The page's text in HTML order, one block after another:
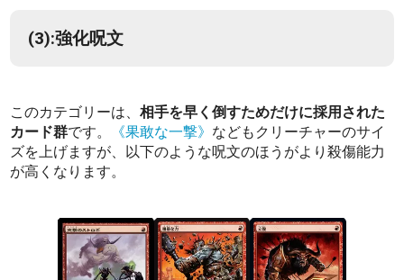
(3):強化呪文
このカテゴリーは、相手を早く倒すためだけに採用された
カード群です。 《果敢な一撃》 などもクリーチャーのサイ
ズを上げますが、以下のような呪文のほうがより殺傷能力
が高くなります。